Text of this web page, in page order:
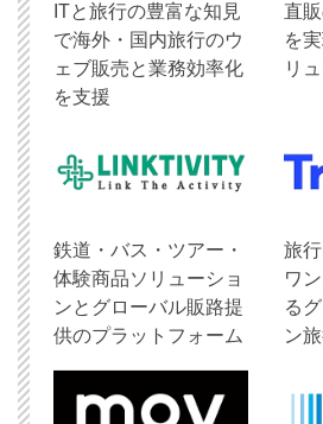
ITと旅行の豊富な知見
で海外・国内旅行のウ
ェブ販売と業務効率化
を支援
直
を
リ
鉄道・バス・ツアー・
体験商品ソリューショ
ンとグローバル販路提
供のプラットフォーム
旅
ワ
る
ン